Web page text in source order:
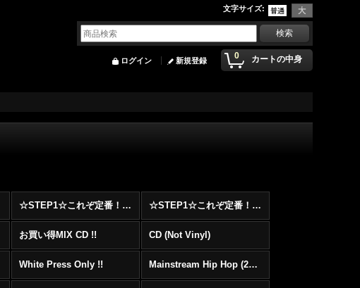
文字サイズ:
0 カートの中身
ログイン 新規登録
☆STEP1☆これぞ定番！！まずはここから！2000年代Hip HopフロアヒットBest 100 !!! ☆STEP1☆これぞ定番！！まずはここから！2000年代R&BフロアヒットBest 100 !!!
お買い得MIX CD !! CD (Not Vinyl)
White Press Only !! Mainstream Hip Hop (2000〜)